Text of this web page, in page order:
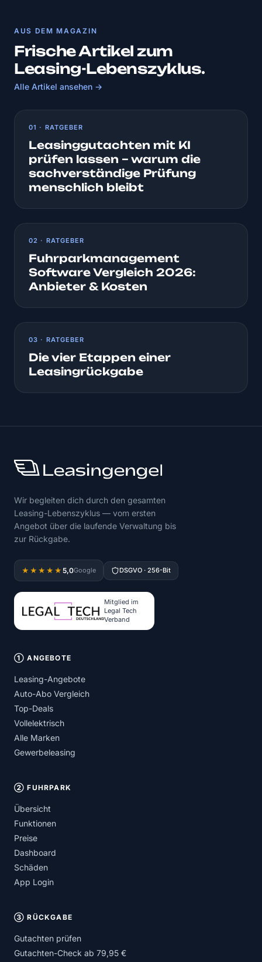
AUS DEM MAGAZIN
Frische Artikel zum
Leasing-Lebenszyklus.
Alle Artikel ansehen →
01 · RATGEBER
Leasinggutachten mit KI
prüfen lassen – warum die
sachverständige Prüfung
menschlich bleibt
02 · RATGEBER
Fuhrparkmanagement
Software Vergleich 2026:
Anbieter & Kosten
03 · RATGEBER
Die vier Etappen einer
Leasingrückgabe
Wir begleiten dich durch den gesamten
Leasing-Lebenszyklus — vom ersten
Angebot über die laufende Verwaltung bis
zur Rückgabe.
★★★★★ 5,0Google DSGVO · 256-Bit
Mitglied im
Legal Tech
Verband
① ANGEBOTE
Leasing-Angebote
Auto-Abo Vergleich
Top-Deals
Vollelektrisch
Alle Marken
Gewerbeleasing
② FUHRPARK
Übersicht
Funktionen
Preise
Dashboard
Schäden
App Login
③ RÜCKGABE
Gutachten prüfen
Gutachten-Check ab 79,95 €